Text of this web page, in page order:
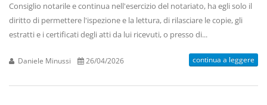
Consiglio notarile e continua nell'esercizio del notariato, ha egli solo il
diritto di permettere l'ispezione e la lettura, di rilasciare le copie, gli
estratti e i certificati degli atti da lui ricevuti, o presso di...
Daniele Minussi 26/04/2026 continua a leggere